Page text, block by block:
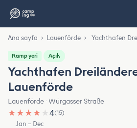
Ana sayfa › Lauenförde › Yachthafen
Kamp yeri Açık
Yachthafen
Lauenförde
Lauenförde · Würgasser Straße
★ ★ ★ ★ ★4(15)
Jan – Dec